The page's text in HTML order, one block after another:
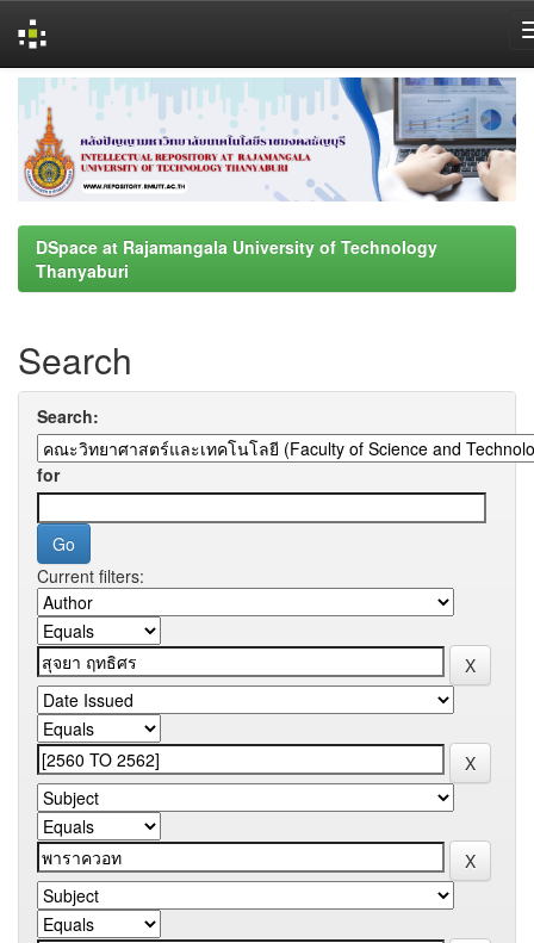
navigation
DSpace at Rajamangala University of Technology
Thanyaburi
Search
Search:
for
Current filters: